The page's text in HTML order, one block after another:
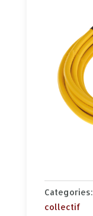
Categories:
collectif